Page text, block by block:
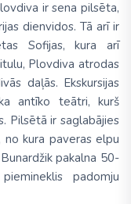
ir sena pilsēta,
dienvidos. Tā arī ir
Sofijas, kura arī
Plovdiva atrodas
daļās. Ekskursijas
antīko teātri, kurš
Pilsētā ir saglabājies
kura paveras elpu
pakalna 50-
padomju